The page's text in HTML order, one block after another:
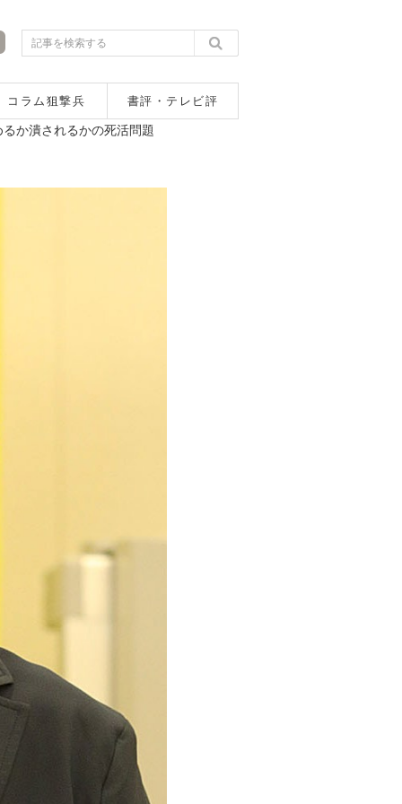
コラム狙撃兵 書評・テレビ評
か潰されるかの死活問題